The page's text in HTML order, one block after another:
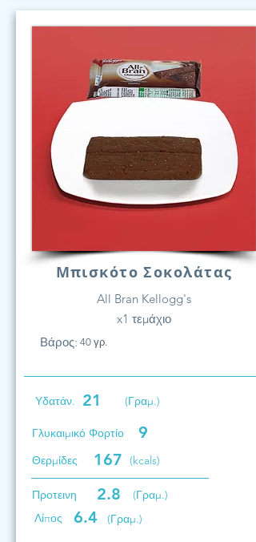
Μπισκότο Σοκολάτας
All Bran Kellogg's
x1 τεμάχιο
Βάρος: 40 γρ.
Υδατάν. 21 (Γραμ.)
Γλυκαιμικό Φορτίο 9
Θερμίδες 167 (kcals)
Προτεινη 2.8
(Γραμ.)
Λίπος
6.4 (Γραμ.)